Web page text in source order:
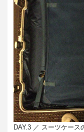
DAY.3 ／ スーツケース